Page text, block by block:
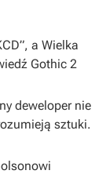
a Wielka
Gothic 2
deweloper nie
sztuki.